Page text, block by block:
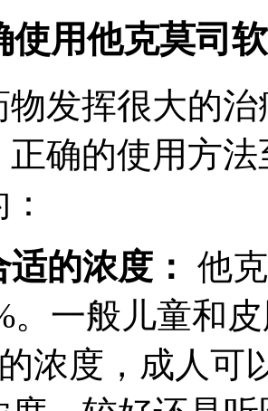
使用他克莫司
物发挥很大的
正确的使用方
的浓度： 他
。一般儿童和
浓度，成人可